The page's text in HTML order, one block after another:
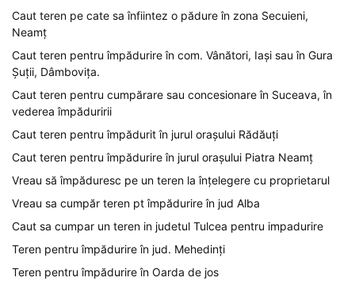
Caut teren pe cate sa înfiintez o pădure în zona Secuieni,
Neamț
Caut teren pentru împădurire în com. Vânători, Iași sau în Gura
Șuții, Dâmbovița.
Caut teren pentru cumpărare sau concesionare în Suceava, în
vederea împăduririi
Caut teren pentru împădurit în jurul orașului Rădăuți
Caut teren pentru împădurire în jurul orașului Piatra Neamț
Vreau să împăduresc pe un teren la înțelegere cu proprietarul
Vreau sa cumpăr teren pt împădurire în jud Alba
Caut sa cumpar un teren in judetul Tulcea pentru impadurire
Teren pentru împădurire în jud. Mehedinți
Teren pentru împădurire în Oarda de jos